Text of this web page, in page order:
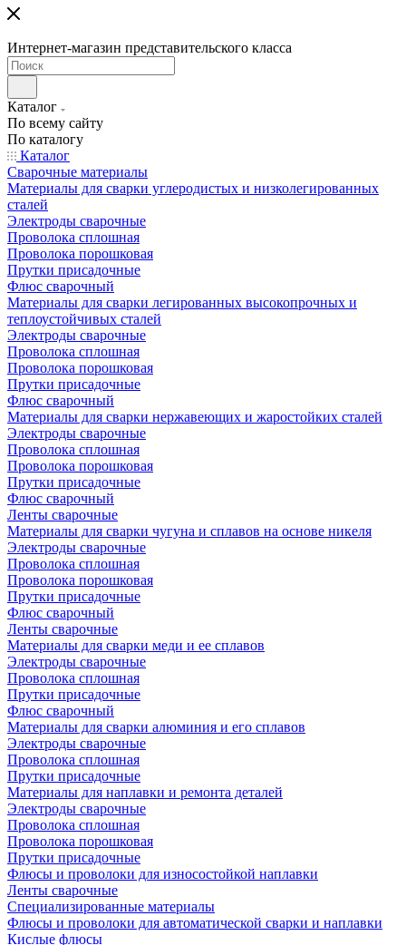
Интернет-магазин представительского класса
Каталог
По всему сайту
По каталогу
Каталог
Сварочные материалы
Материалы для сварки углеродистых и низколегированных
сталей
Электроды сварочные
Проволока сплошная
Проволока порошковая
Прутки присадочные
Флюс сварочный
Материалы для сварки легированных высокопрочных и
теплоустойчивых сталей
Электроды сварочные
Проволока сплошная
Проволока порошковая
Прутки присадочные
Флюс сварочный
Материалы для сварки нержавеющих и жаростойких сталей
Электроды сварочные
Проволока сплошная
Проволока порошковая
Прутки присадочные
Флюс сварочный
Ленты сварочные
Материалы для сварки чугуна и сплавов на основе никеля
Электроды сварочные
Проволока сплошная
Проволока порошковая
Прутки присадочные
Флюс сварочный
Ленты сварочные
Материалы для сварки меди и ее сплавов
Электроды сварочные
Проволока сплошная
Прутки присадочные
Флюс сварочный
Материалы для сварки алюминия и его сплавов
Электроды сварочные
Проволока сплошная
Прутки присадочные
Материалы для наплавки и ремонта деталей
Электроды сварочные
Проволока сплошная
Проволока порошковая
Прутки присадочные
Флюсы и проволоки для износостойкой наплавки
Ленты сварочные
Специализированные материалы
Флюсы и проволоки для автоматической сварки и наплавки
Кислые флюсы